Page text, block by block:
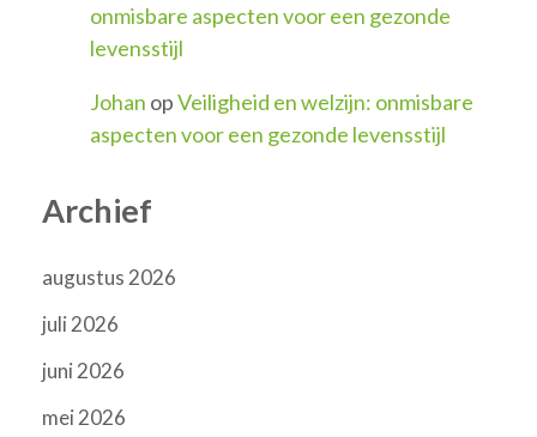
onmisbare aspecten voor een gezonde
levensstijl
Johan opVeiligheid en welzijn: onmisbare
aspecten voor een gezonde levensstijl
Archief
augustus 2026
juli 2026
juni 2026
mei 2026